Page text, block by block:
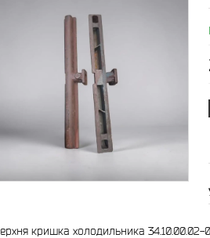
кришка холодильника 34.10.00.02-